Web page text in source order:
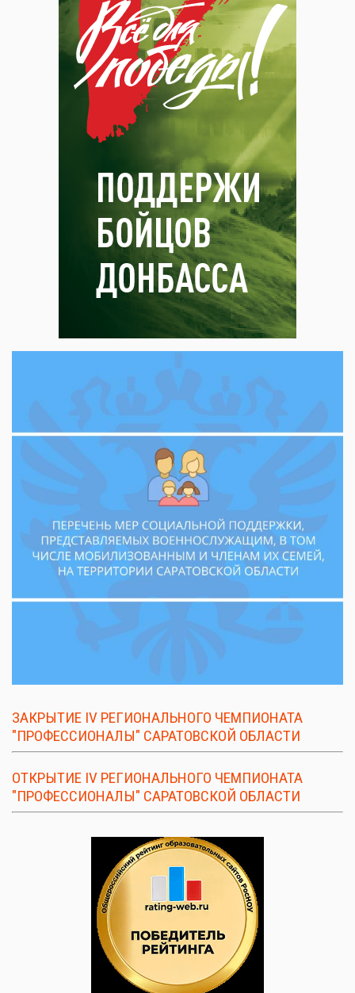
ЗАКРЫТИЕ IV РЕГИОНАЛЬНОГО ЧЕМПИОНАТА
"ПРОФЕССИОНАЛЫ" САРАТОВСКОЙ ОБЛАСТИ
ОТКРЫТИЕ IV РЕГИОНАЛЬНОГО ЧЕМПИОНАТА
"ПРОФЕССИОНАЛЫ" САРАТОВСКОЙ ОБЛАСТИ